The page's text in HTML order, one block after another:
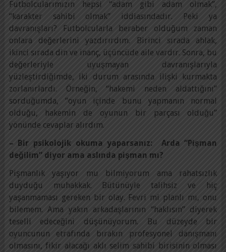
Futbolcularımızın hepsi “adam gibi adam olmak”,
“karakter sahibi olmak” iddiasındadır. Peki ya
davranışları? Futbolcularla beraber olduğum zaman
onlara değerlerini yazdırırdım. Birinci sırada ahlak,
ikinci sırada din ve inanç, üçüncüde aile vardır. Sonra, bu
değerleriyle uyuşmayan davranışlarıyla
yüzleştirdiğimde, iki durum arasında ilişki kurmakta
zorlanırlardı. Örneğin, “hakemi neden aldattığını”
sorduğumda, “oyun içinde bunu yapmanın normal
olduğu, hakemin de oyunun bir parçası olduğu”
yönünde cevaplar alırdım.
– Bir psikolojik okuma yaparsanız: Arda “Pişman
değilim” diyor ama aslında pişman mı?
Pişmanlık yaşıyor mu bilmiyorum ama rahatsızlık
duyduğu muhakkak. Bütünüyle talihsiz ve hiç
yaşanmaması gereken bir olay. Fevri mi planlı mı, onu
bilemem. Ama yakın arkadaşlarının “haklısın” diyerek
teselli edeceğini düşünüyorum. Bu düzeyde bir
oyuncunun etrafında bırakın profesyonel danışmanı
olmasını, fikir alacağı aklı selim sahibi birisinin olması